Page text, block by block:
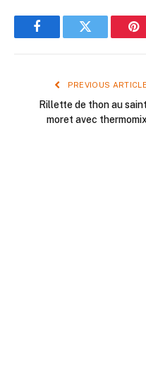
FacebookTwitter
PREVIOUS ARTICLE
Rillette de thon au saint
moret avec